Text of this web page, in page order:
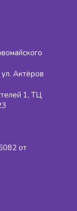
Актёров
1, ТЦ
от